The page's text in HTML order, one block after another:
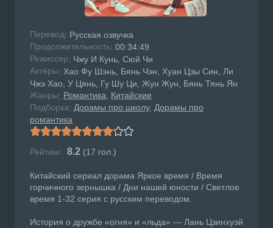
Перевод: Русская озвучка
Продолжительность: 00:34:49
Режисcер: Чжу И Кунь, Сюй Чи
Актёры: Хао Фу Шэнь, Бянь Чэн, Хуан Цзы Син, Ли
Чжэ Хао, У Цянь, Гу Шу Ци, Жун Жун, Бянь Тянь Ян
Жанры: Романтика Китайские
Подборка: Дорамы про школу Дорамы про
романтика
Рейтинг: 8.2 (17 гол.)
Китайский сериал дорама Яркое время / Время
горчичного зернышка / Дни нашей юности / Светлое
время 1-32 серия с русским переводом.
История о дружбе «огня» и «льда» — Лань Цзинхуэй